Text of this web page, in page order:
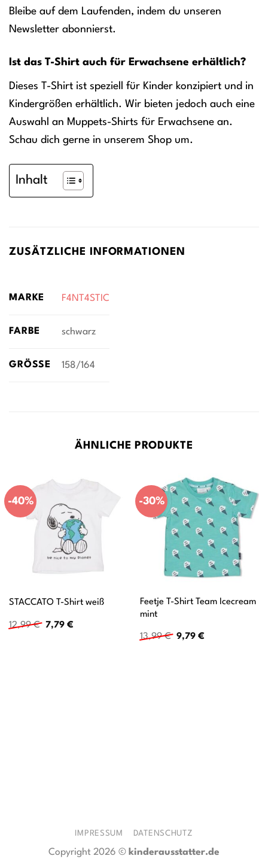
Bleibe auf dem Laufenden, indem du unseren
Newsletter abonnierst.
Ist das T-Shirt auch für Erwachsene erhältlich?
Dieses T-Shirt ist speziell für Kinder konzipiert und in
Kindergrößen erhältlich. Wir bieten jedoch auch eine
Auswahl an Muppets-Shirts für Erwachsene an.
Schau dich gerne in unserem Shop um.
Inhalt
ZUSÄTZLICHE INFORMATIONEN
MARKE F4NT4STIC
FARBE schwarz
GRÖSSE 158/164
ÄHNLICHE PRODUKTE
-40%
STACCATO T-Shirt weiß
12,99€ Ursprünglicher
7,79 €Aktueller
-30%
Feetje T-Shirt Team Icecream
mint
13,99€ Ursprünglicher
9,79 €Aktueller
IMPRESSUM DATENSCHUTZ
Copyright 2026 © kinderausstatter.de